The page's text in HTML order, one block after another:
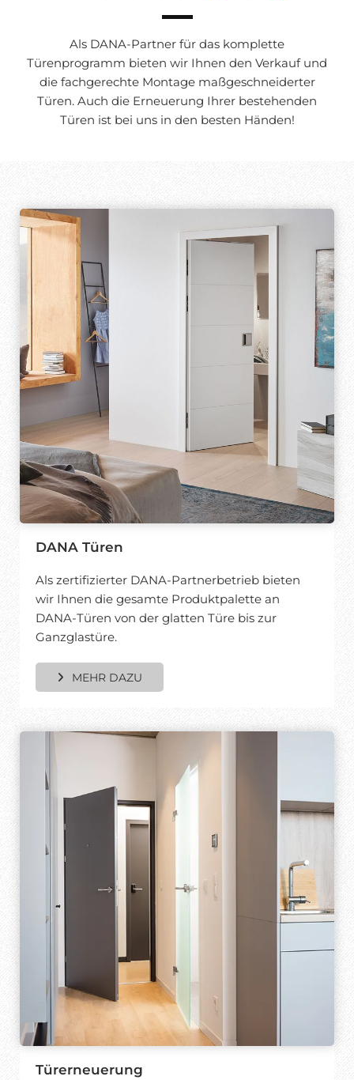
Als DANA-Partner für das komplette
Türenprogramm bieten wir Ihnen den Verkauf und
die fachgerechte Montage maßgeschneiderter
Türen. Auch die Erneuerung Ihrer bestehenden
Türen ist bei uns in den besten Händen!
DANA Türen
Als zertifizierter DANA-Partnerbetrieb bieten
wir Ihnen die gesamte Produktpalette an
DANA-Türen von der glatten Türe bis zur
Ganzglastüre.
MEHR DAZU
Türerneuerung